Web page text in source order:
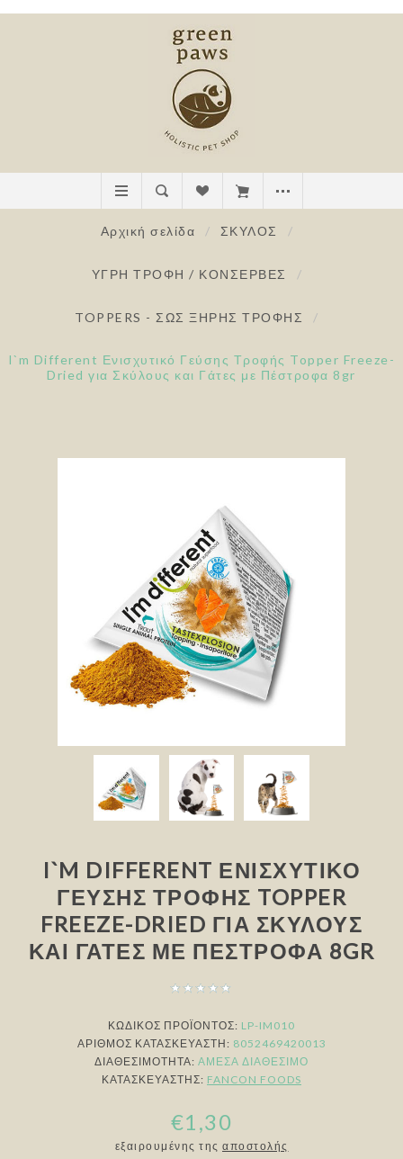
Αρχική σελίδα / ΣΚΥΛΟΣ /
ΥΓΡΗ ΤΡΟΦΗ / ΚΟΝΣΕΡΒΕΣ /
TOPPERS - ΣΩΣ ΞΗΡΗΣ ΤΡΟΦΗΣ /
I`m Different Ενισχυτικό Γεύσης Τροφής Topper Freeze-
Dried για Σκύλους και Γάτες με Πέστροφα 8gr
I`M DIFFERENT ΕΝΙΣΧΥΤΙΚΌ
ΓΕΎΣΗΣ ΤΡΟΦΉΣ TOPPER
FREEZE-DRIED ΓΙΑ ΣΚΎΛΟΥΣ
ΚΑΙ ΓΆΤΕΣ ΜΕ ΠΈΣΤΡΟΦΑ 8GR
ΚΩΔΙΚΟΣ ΠΡΟΪΟΝΤΟΣ: LP-IM010
ΑΡΙΘΜΌΣ ΚΑΤΑΣΚΕΥΑΣΤΉ: 8052469420013
ΔΙΑΘΕΣΙΜΌΤΗΤΑ: ΆΜΕΣΑ ΔΙΑΘΈΣΙΜΟ
ΚΑΤΑΣΚΕΥΑΣΤΉΣ: FANCON FOODS
€1,30
εξαιρουμένης της αποστολής